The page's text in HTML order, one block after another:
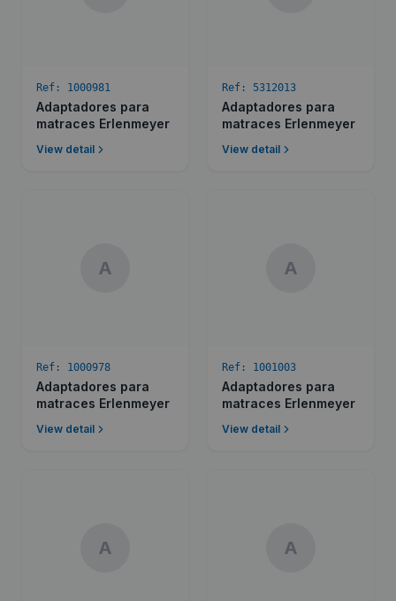
Ref: 1000981
Adaptadores para
matraces Erlenmeyer
View detail
Ref: 5312013
Adaptadores para
matraces Erlenmeyer
View detail
A
Ref: 1000978
Adaptadores para
matraces Erlenmeyer
View detail
A
Ref: 1001003
Adaptadores para
matraces Erlenmeyer
View detail
A A